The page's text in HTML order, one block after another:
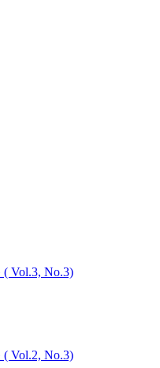
Vol.3, No.3)
Vol.2, No.3)